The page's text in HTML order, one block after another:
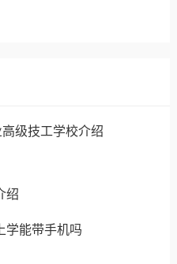
级技工学校介绍
绍
学能带手机吗